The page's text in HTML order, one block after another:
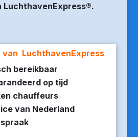
LuchthavenExpress®.
van LuchthavenExpress
bereikbaar
op tijd
chauffeurs
van Nederland